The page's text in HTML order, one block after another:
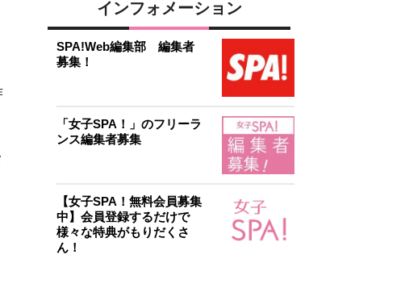
インフォメーション
SPA!Web編集部 編集者
募集！
「女子SPA！」のフリーラ
ンス編集者募集
【女子SPA！無料会員募集
中】会員登録するだけで
様々な特典がもりだくさ
ん！